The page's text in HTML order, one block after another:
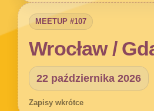
MEETUP #107
Wrocław /
22 października 2026
Zapisy wkrótce